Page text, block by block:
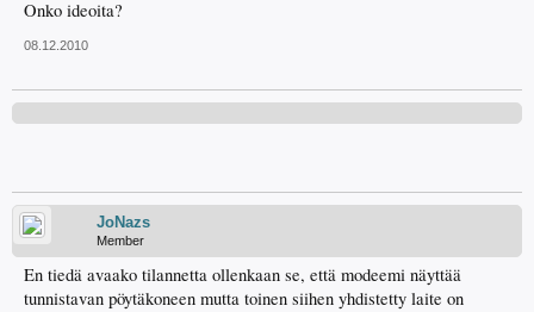
Onko ideoita?
08.12.2010
JoNazs
Member
En tiedä avaako tilannetta ollenkaan se, että modeemi näyttää
tunnistavan pöytäkoneen mutta toinen siihen yhdistetty laite on